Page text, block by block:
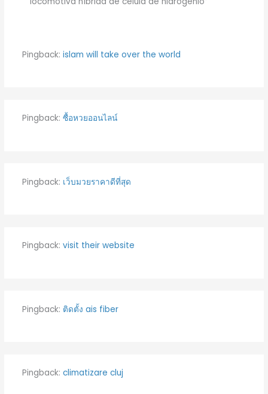
Pingback: islam will take over the world
Pingback: ซื้อหวยออนไลน์
Pingback: เว็บมวยราคาดีที่สุด
Pingback: visit their website
Pingback: ติดตั้ง ais fiber
Pingback: climatizare cluj